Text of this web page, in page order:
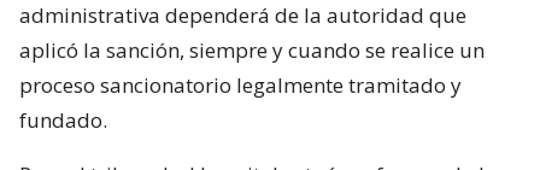
administrativa dependerá de la autoridad que
aplicó la sanción, siempre y cuando se realice un
proceso sancionatorio legalmente tramitado y
fundado.